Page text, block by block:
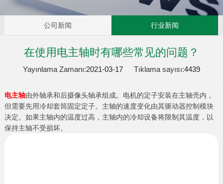
公司新闻 行业新闻
在使用电主轴时有哪些常见的问题？
Yayınlama Zamanı:2021-03-17 Tıklama sayısı:4439
电主轴由外轴承和后摄像头轴承组成。电机的定子安装在主轴壳内，
但需要先用冷却套筒固定定子。主轴的速度变化由其驱动器控制模块
决定。如果主轴内的温度过高，主轴内的冷却设备将限制其温度，以
保持主轴不受损坏。